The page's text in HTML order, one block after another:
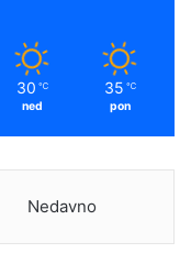
30 ℃
ned
35 ℃
pon
Nedavno